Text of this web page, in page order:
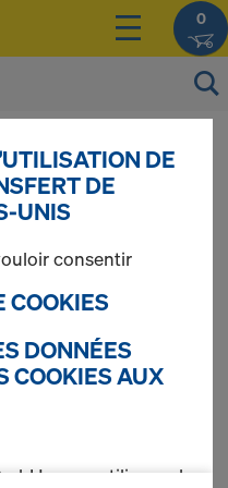
0
prix de vos produits
ouinscrit(e)
DE
DE
UNIS
consentir
COOKIES
DONNÉES
COOKIES AUX
nous utilisons des